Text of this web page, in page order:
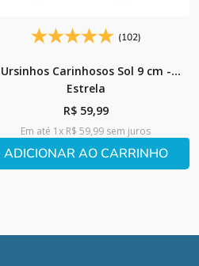
(102)
Ursinhos Carinhosos Sol 9 cm -
Estrela
R$ 59,99
Em até 1x R$ 59,99 sem juros
ADICIONAR AO CARRINHO